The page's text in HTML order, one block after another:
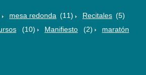
mesa redonda (11) Recitales (5)
(10) Manifiesto (2)
maratón